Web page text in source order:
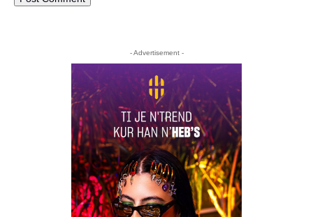
- Advertisement -